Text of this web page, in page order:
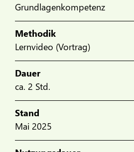
Grundlagenkompetenz
Methodik
Lernvideo (Vortrag)
Dauer
ca. 2 Std.
Stand
Mai 2025